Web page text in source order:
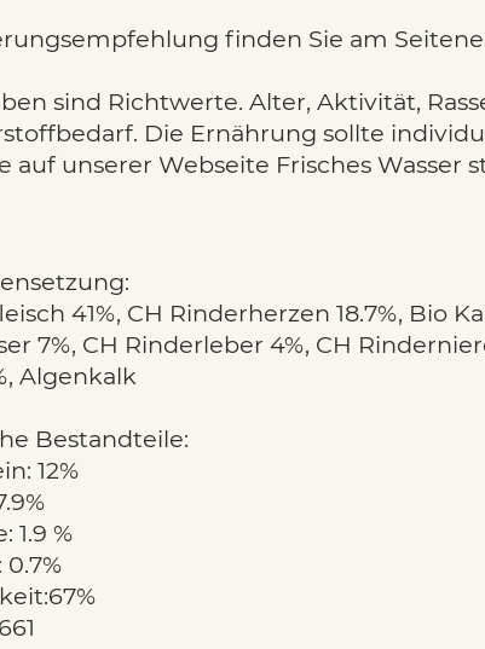
finden Sie am
sind Richtwerte. Alter, Aktivität,
Die Ernährung sollte
auf unserer Webseite Frisches Wasser
41%, CH Rinderherzen 18.7%, Bio
7%, CH Rinderleber 4%, CH
Algenkalk
Bestandteile:
12%
1.9 %
0.7%